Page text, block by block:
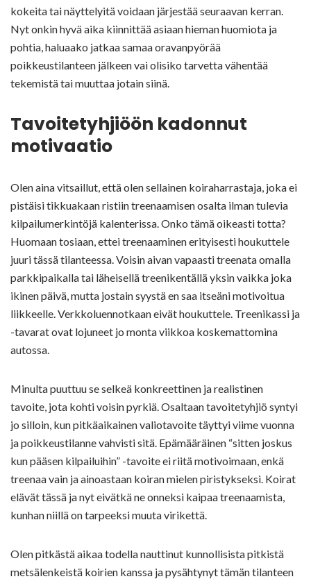
kokeita tai näyttelyitä voidaan järjestää seuraavan kerran.
Nyt onkin hyvä aika kiinnittää asiaan hieman huomiota ja
pohtia, haluaako jatkaa samaa oravanpyörää
poikkeustilanteen jälkeen vai olisiko tarvetta vähentää
tekemistä tai muuttaa jotain siinä.
Tavoitetyhjiöön kadonnut
motivaatio
Olen aina vitsaillut, että olen sellainen koiraharrastaja, joka ei
pistäisi tikkuakaan ristiin treenaamisen osalta ilman tulevia
kilpailumerkintöjä kalenterissa. Onko tämä oikeasti totta?
Huomaan tosiaan, ettei treenaaminen erityisesti houkuttele
juuri tässä tilanteessa. Voisin aivan vapaasti treenata omalla
parkkipaikalla tai läheisellä treenikentällä yksin vaikka joka
ikinen päivä, mutta jostain syystä en saa itseäni motivoitua
liikkeelle. Verkkoluennotkaan eivät houkuttele. Treenikassi ja
-tavarat ovat lojuneet jo monta viikkoa koskemattomina
autossa.
Minulta puuttuu se selkeä konkreettinen ja realistinen
tavoite, jota kohti voisin pyrkiä. Osaltaan tavoitetyhjiö syntyi
jo silloin, kun pitkäaikainen valiotavoite täyttyi viime vuonna
ja poikkeustilanne vahvisti sitä. Epämääräinen “sitten joskus
kun pääsen kilpailuihin” -tavoite ei riitä motivoimaan, enkä
treenaa vain ja ainoastaan koiran mielen piristykseksi. Koirat
elävät tässä ja nyt eivätkä ne onneksi kaipaa treenaamista,
kunhan niillä on tarpeeksi muuta virikettä.
Olen pitkästä aikaa todella nauttinut kunnollisista pitkistä
metsälenkeistä koirien kanssa ja pysähtynyt tämän tilanteen